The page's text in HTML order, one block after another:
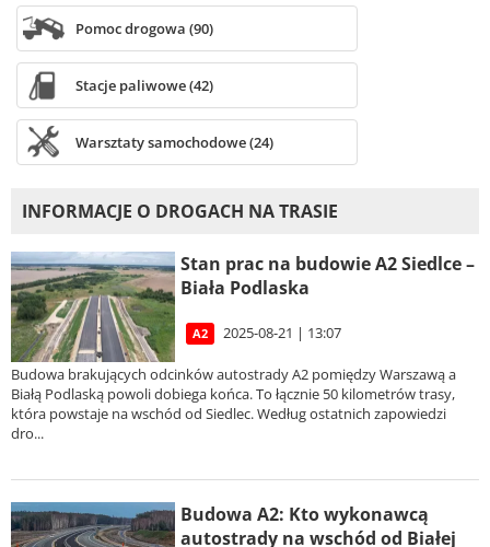
Pomoc drogowa (90)
Stacje paliwowe (42)
Warsztaty samochodowe (24)
INFORMACJE O DROGACH NA TRASIE
Stan prac na budowie A2 Siedlce –
Biała Podlaska
A2 2025-08-21 | 13:07
Budowa brakujących odcinków autostrady A2 pomiędzy Warszawą a
Białą Podlaską powoli dobiega końca. To łącznie 50 kilometrów trasy,
która powstaje na wschód od Siedlec. Według ostatnich zapowiedzi
dro...
Budowa A2: Kto wykonawcą
autostrady na wschód od Białej